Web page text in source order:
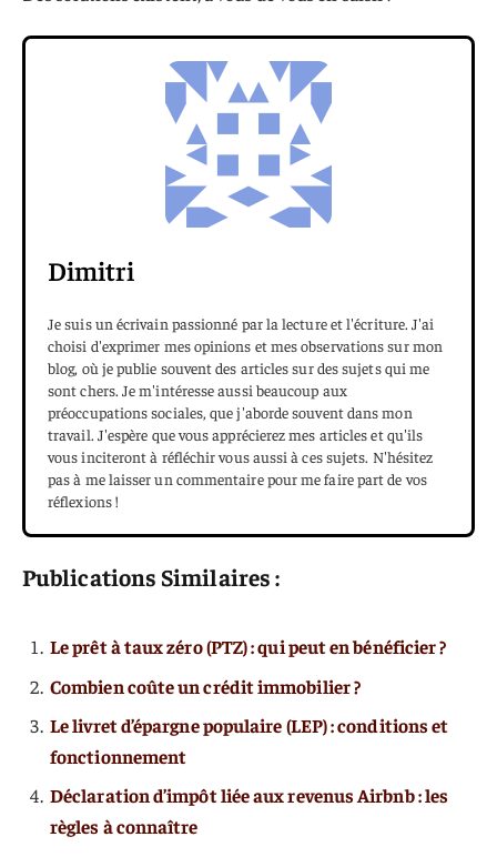
Dimitri
Je suis un écrivain passionné par la lecture et l'écriture. J'ai
choisi d'exprimer mes opinions et mes observations sur mon
blog, où je publie souvent des articles sur des sujets qui me
sont chers. Je m'intéresse aussi beaucoup aux
préoccupations sociales, que j'aborde souvent dans mon
travail. J'espère que vous apprécierez mes articles et qu'ils
vous inciteront à réfléchir vous aussi à ces sujets. N'hésitez
pas à me laisser un commentaire pour me faire part de vos
réflexions !
Publications Similaires :
Le prêt à taux zéro (PTZ) : qui peut en bénéficier ?
Combien coûte un crédit immobilier ?
Le livret d’épargne populaire (LEP) : conditions et
fonctionnement
Déclaration d’impôt liée aux revenus Airbnb : les
règles à connaître